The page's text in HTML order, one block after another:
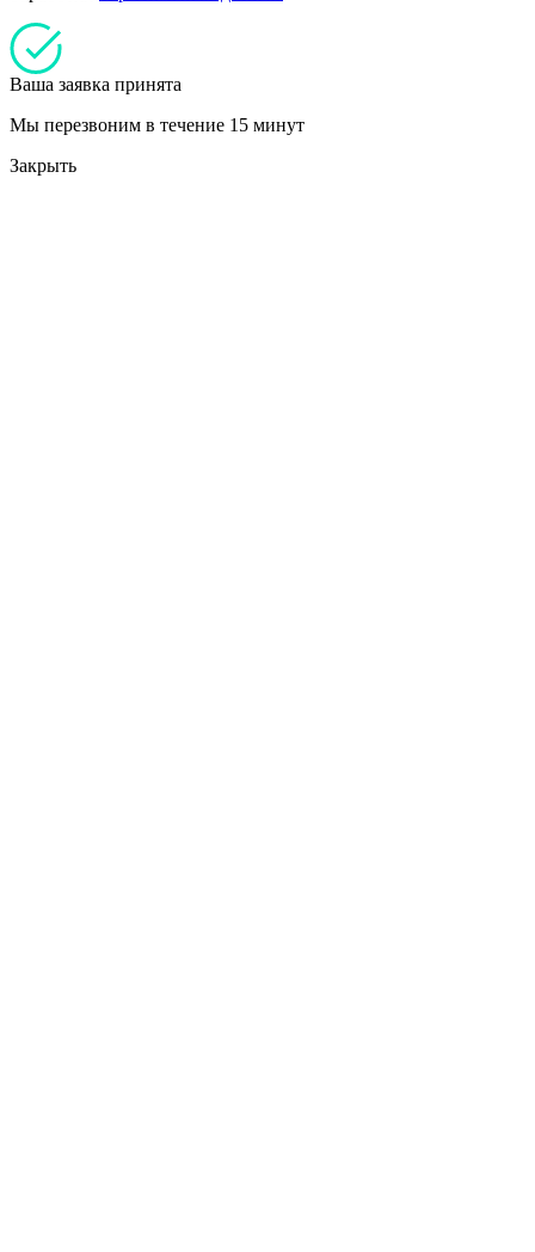
Ваша заявка принята
Мы перезвоним в течение 15 минут
Закрыть